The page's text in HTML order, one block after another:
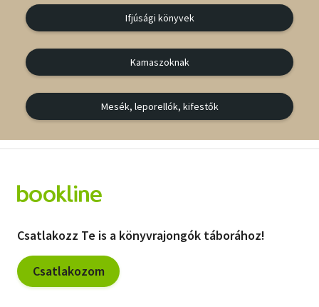
Ifjúsági könyvek
Kamaszoknak
Mesék, leporellók, kifestők
Csatlakozz Te is a könyvrajongók táborához!
Csatlakozom